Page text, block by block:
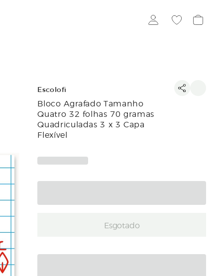
Escolofi
Bloco Agrafado Tamanho
Quatro 32 folhas 70 gramas
Quadriculadas 3 x 3 Capa
Flexível
Esgotado